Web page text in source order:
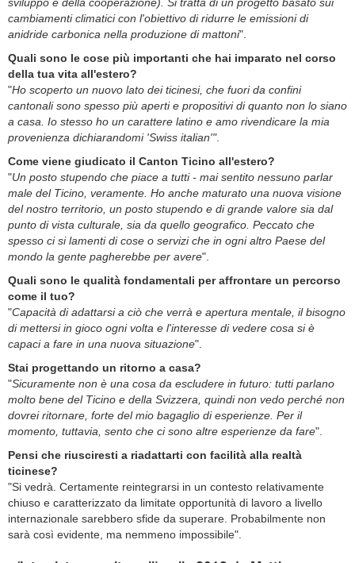
cambiamenti climatici con l'obiettivo di ridurre le emissioni di
anidride carbonica nella produzione di mattoni".
Quali sono le cose più importanti che hai imparato nel corso
della tua vita all'estero?
"Ho scoperto un nuovo lato dei ticinesi, che fuori da confini
cantonali sono spesso più aperti e propositivi di quanto non lo siano
a casa. Io stesso ho un carattere latino e amo rivendicare la mia
provenienza dichiarandomi 'Swiss italian'".
Come viene giudicato il Canton Ticino all'estero?
"Un posto stupendo che piace a tutti - mai sentito nessuno parlar
male del Ticino, veramente. Ho anche maturato una nuova visione
del nostro territorio, un posto stupendo e di grande valore sia dal
punto di vista culturale, sia da quello geografico. Peccato che
spesso ci si lamenti di cose o servizi che in ogni altro Paese del
mondo la gente pagherebbe per avere".
Quali sono le qualità fondamentali per affrontare un percorso
come il tuo?
"Capacità di adattarsi a ciò che verrà e apertura mentale, il bisogno
di mettersi in gioco ogni volta e l'interesse di vedere cosa si è
capaci a fare in una nuova situazione".
Stai progettando un ritorno a casa?
"Sicuramente non è una cosa da escludere in futuro: tutti parlano
molto bene del Ticino e della Svizzera, quindi non vedo perché non
dovrei ritornare, forte del mio bagaglio di esperienze. Per il
momento, tuttavia, sento che ci sono altre esperienze da fare".
Pensi che riusciresti a riadattarti con facilità alla realtà
ticinese?
"Si vedrà. Certamente reintegrarsi in un contesto relativamente
chiuso e caratterizzato da limitate opportunità di lavoro a livello
internazionale sarebbero sfide da superare. Probabilmente non
sarà così evidente, ma nemmeno impossibile".